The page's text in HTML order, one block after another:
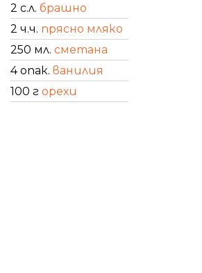
2 с.л. брашно
2 ч.ч. прясно мляко
250 мл. сметана
4 опак. ванилия
100 г орехи